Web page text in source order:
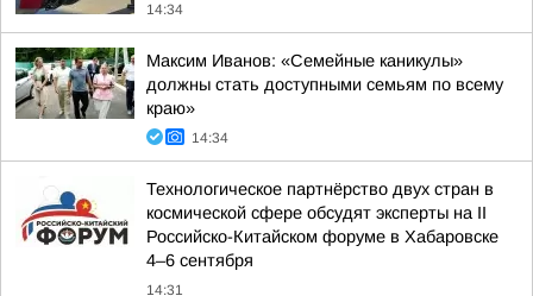
14:34
Максим Иванов: «Семейные каникулы»
должны стать доступными семьям по всему
краю»
14:34
Технологическое партнёрство двух стран в
космической сфере обсудят эксперты на II
Российско-Китайском форуме в Хабаровске
4–6 сентября
14:31